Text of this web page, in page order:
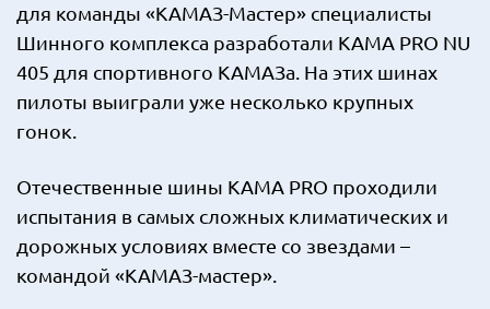
для команды «КАМАЗ-Мастер» специалисты
Шинного комплекса разработали KAMA PRO NU
405 для спортивного КАМАЗа. На этих шинах
пилоты выиграли уже несколько крупных
гонок.
Отечественные шины KAMA PRO проходили
испытания в самых сложных климатических и
дорожных условиях вместе со звездами –
командой «КАМАЗ-мастер».